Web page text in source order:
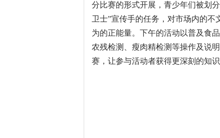
分比赛的形式开展，青少年们被划
卫士”宣传手的任务，对市场内的
为的正能量。下午的活动以普及食
农残检测、瘦肉精检测等操作及说
赛，让参与活动者获得更深刻的知识